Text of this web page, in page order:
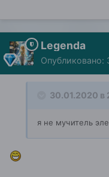
Legenda
Опубликовано:
30.01.2020 в
я не мучитель